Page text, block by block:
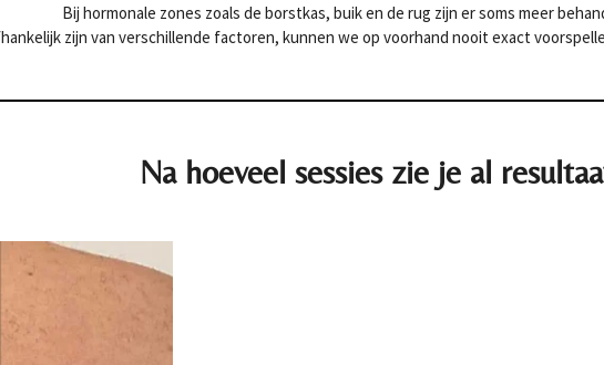
Bij hormonale zones zoals de borstkas, buik en de rug zijn er soms meer
zijn van verschillende factoren, kunnen we op voorhand nooit exact
Na hoeveel sessies zie je al